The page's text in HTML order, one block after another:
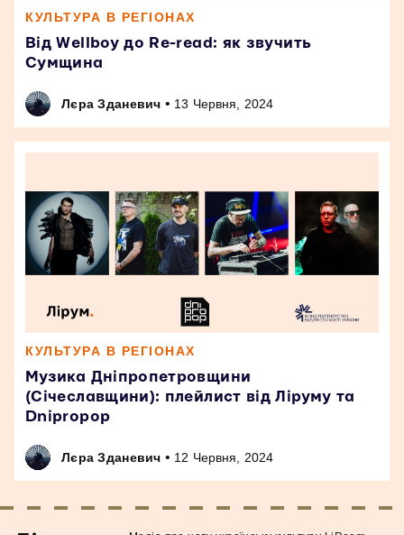
КУЛЬТУРА В РЕГІОНАХ
Від Wellboy до Re-read: як звучить
Сумщина
Лєра Зданевич • 13 Червня, 2024
КУЛЬТУРА В РЕГІОНАХ
Музика Дніпропетровщини
(Січеславщини): плейлист від Ліруму та
Dnipropop
Лєра Зданевич • 12 Червня, 2024